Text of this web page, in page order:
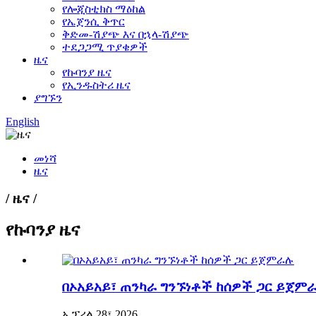
የሎጂስቲክስ ማዕከል
የኤጀንሲ ቅጥር
ቅድመ-ሽያጭ እና በኋላ-ሽያጭ
ተደጋጋሚ ጥያቄዎች
ዜና
የኩባንያ ዜና
የኢንዱስትሪ ዜና
ያግኙን
English
መነሻ
ዜና
/ ዜና /
የኩባንያ ዜና
በኦአይአይ፣ ጠንካራ ግንኙነቶች ከሰዎች ጋር